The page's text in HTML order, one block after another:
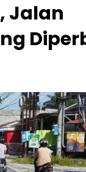
Jalan